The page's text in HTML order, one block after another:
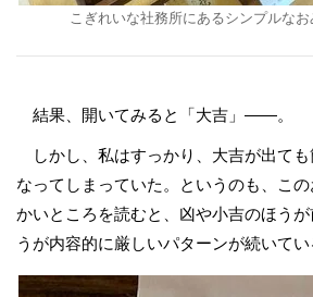
こぎれいな社務所にあるシンプルなお
結果、開いてみると「大吉」――。
しかし、私はすっかり、大吉が出ても
なってしまっていた。というのも、こ
かいところを読むと、凶や小吉のほう
うが内容的に厳しいパターンが続いてい